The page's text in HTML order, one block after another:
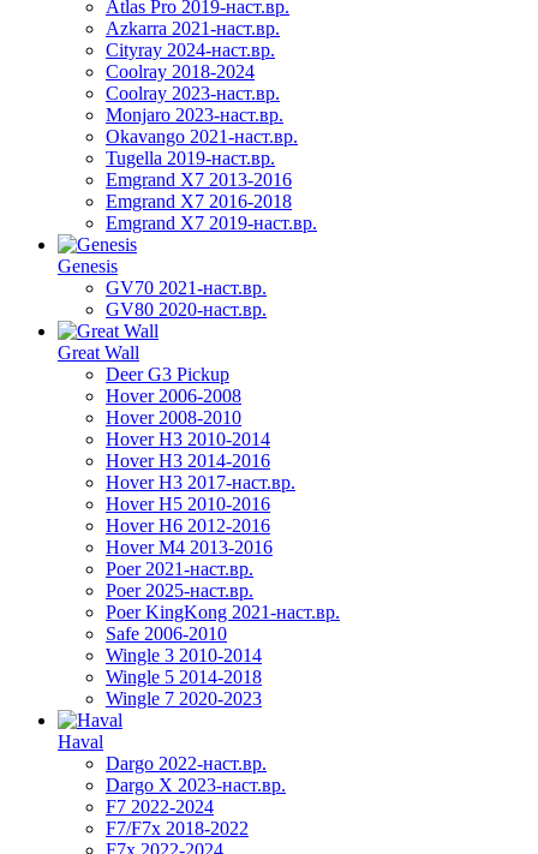
Atlas Pro 2019-наст.вр.
Azkarra 2021-наст.вр.
Cityray 2024-наст.вр.
Coolray 2018-2024
Coolray 2023-наст.вр.
Monjaro 2023-наст.вр.
Okavango 2021-наст.вр.
Tugella 2019-наст.вр.
Emgrand Х7 2013-2016
Emgrand X7 2016-2018
Emgrand X7 2019-наст.вр.
Genesis
GV70 2021-наст.вр.
GV80 2020-наст.вр.
Great Wall
Deer G3 Pickup
Hover 2006-2008
Hover 2008-2010
Hover H3 2010-2014
Hover H3 2014-2016
Hover H3 2017-наст.вр.
Hover H5 2010-2016
Hover H6 2012-2016
Hover M4 2013-2016
Poer 2021-наст.вр.
Poer 2025-наст.вр.
Poer KingKong 2021-наст.вр.
Safe 2006-2010
Wingle 3 2010-2014
Wingle 5 2014-2018
Wingle 7 2020-2023
Haval
Dargo 2022-наст.вр.
Dargo X 2023-наст.вр.
F7 2022-2024
F7/F7x 2018-2022
F7x 2022-2024